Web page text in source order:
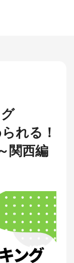
グ
れる！
関西編